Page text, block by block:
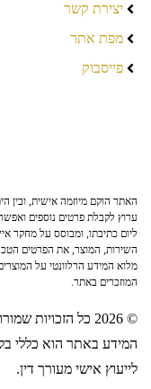
יצירת קשר
מפת אתר
פייסבוק
האתר הוקם מיוזמה אישית,
ערוץ לקבלת פרטים נוספים
ליום כתיבתו, ומבוסס על מחקר
השירות, המוצר, את הפרטים
מלוא המידע הרלוונטי על
המוזכרים באתר.
© 2026 כל הזכויות שמורות לשביל צדק
המידע באתר הוא כללי
לייעוץ אישי מעורך דין.